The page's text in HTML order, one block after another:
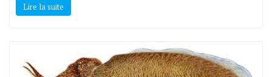
Lire la suite